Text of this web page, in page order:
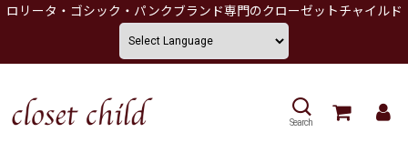
ロリータ・ゴシック・パンクブランド専門のクローゼットチャイルド
Search